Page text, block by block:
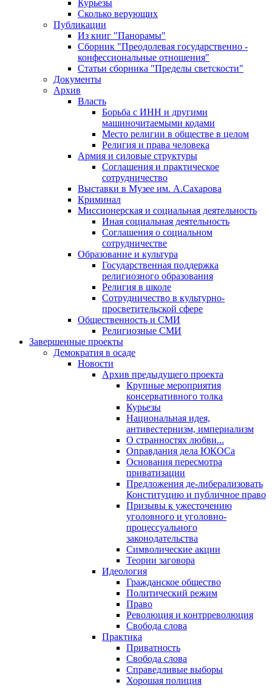
Курьезы
Сколько верующих
Публикации
Из книг "Панорамы"
Сборник "Преодолевая государственно -
конфессиональные отношения"
Статьи сборника "Пределы светскости"
Документы
Архив
Власть
Борьба с ИНН и другими
машиночитаемыми кодами
Место религии в обществе в целом
Религия и права человека
Армия и силовые структуры
Соглашения и практическое
сотрудничество
Выставки в Музее им. А.Сахарова
Криминал
Миссионерская и социальная деятельность
Иная социальная деятельность
Соглашения о социальном
сотрудничестве
Образование и культура
Государственная поддержка
религиозного образования
Религия в школе
Сотрудничество в культурно-
просветительской сфере
Общественность и СМИ
Религиозные СМИ
Завершенные проекты
Демократия в осаде
Новости
Архив предыдущего проекта
Крупные мероприятия
консервативного толка
Курьезы
Национальная идея,
антивестернизм, империализм
О странностях любви...
Оправдания дела ЮКОСа
Основания пересмотра
приватизации
Предложения де-либерализовать
Конституцию и публичное право
Призывы к ужесточению
уголовного и уголовно-
процессуального
законодательства
Символические акции
Теории заговора
Идеология
Гражданское общество
Политический режим
Право
Революция и контрреволюция
Свобода слова
Практика
Приватность
Свобода слова
Справедливые выборы
Хорошая полиция